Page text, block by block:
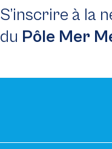
S’inscrire à la
du Pôle Mer